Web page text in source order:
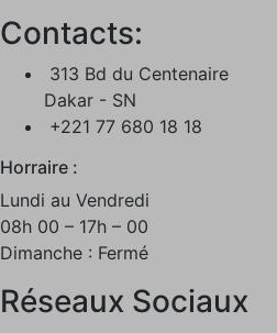
Contacts:
313 Bd du Centenaire
Dakar - SN
+221 77 680 18 18
Horraire :
Lundi au Vendredi
08h 00 – 17h – 00
Dimanche : Fermé
Réseaux Sociaux